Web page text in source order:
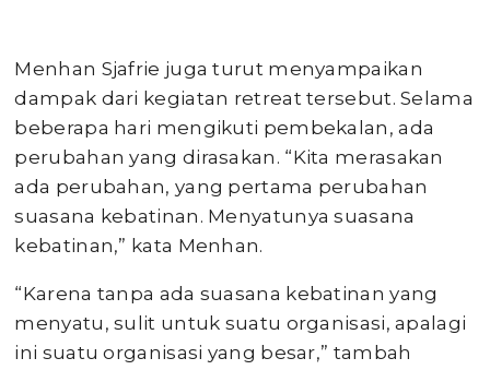
Menhan Sjafrie juga turut menyampaikan
dampak dari kegiatan retreat tersebut. Selama
beberapa hari mengikuti pembekalan, ada
perubahan yang dirasakan. “Kita merasakan
ada perubahan, yang pertama perubahan
suasana kebatinan. Menyatunya suasana
kebatinan,” kata Menhan.
“Karena tanpa ada suasana kebatinan yang
menyatu, sulit untuk suatu organisasi, apalagi
ini suatu organisasi yang besar,” tambah